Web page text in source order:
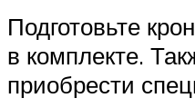
Подготовьте
в комплекте.
приобрести